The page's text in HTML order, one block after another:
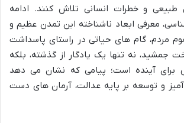
طبیعی و خطرات انسانی تلاش کنند. ادامه
معرفی ابعاد ناشناخته این تمدن عظیم و
مردم، گام های حیاتی در راستای پاسداشت
جمشید، نه تنها یک یادگار از گذشته، بلکه
برای آینده است؛ پیامی که نشان می دهد
و توسعه بر پایه عدالت، آرمان های دست